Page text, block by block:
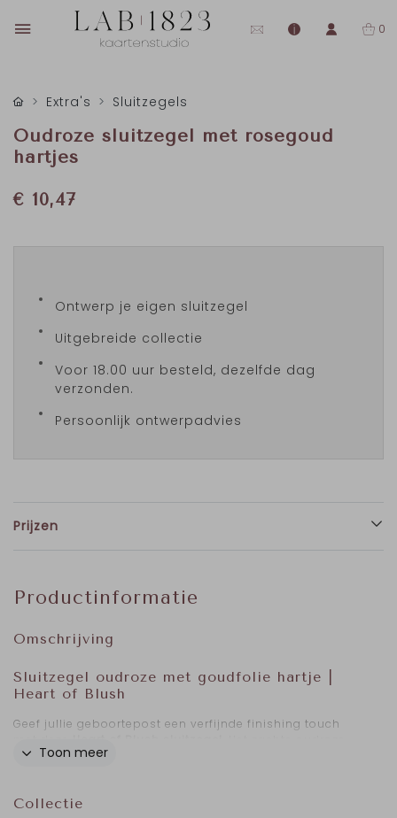
0
Extra's Sluitzegels
Oudroze sluitzegel met rosegoud
hartjes
€ 10,47
Ontwerp je eigen sluitzegel
Uitgebreide collectie
Voor 18.00 uur besteld, dezelfde dag
verzonden.
Persoonlijk ontwerpadvies
Prijzen
Productinformatie
Omschrijving
Sluitzegel oudroze met goudfolie hartje |
Heart of Blush
Geef jullie geboortepost een verfijnde finishing touch
watercolor verloop vormt een warme basis, terwijl het
Toon meer
Collectie